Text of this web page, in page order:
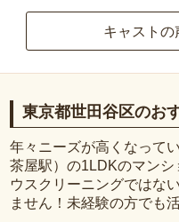
キャストの
東京都世田谷区のお
年々ニーズが高くなって
茶屋駅）の1LDKのマン
ウスクリーニングではな
ません！未経験の方でも